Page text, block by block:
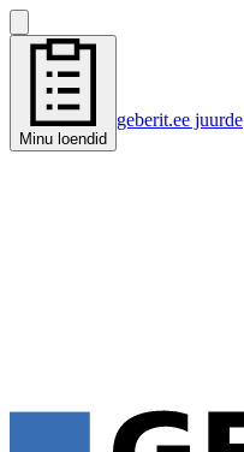
Minu loendid
geberit.ee juurde